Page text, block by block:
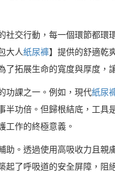
交行動，每一個環節都
大人紙尿褲】提供的舒適乾
拓展生命的寬度與厚度，
功課之一。例如，現代紙尿
功倍。但歸根結底，工
工作的終極意義。
助。透過使用高吸收力且親
起了呼吸道的安全屏障，阻